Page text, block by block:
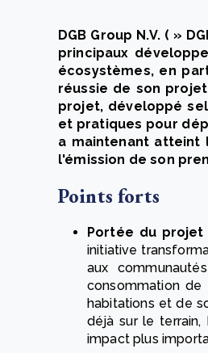
DGB Group N.V. ( »
principaux
écosystèmes, en
réussie de son
projet, développé
et pratiques pour
a maintenant atteint
l'émission de son
Points forts
Portée du projet
initiative
aux
consommation
habitations et de
déjà sur le
impact plus